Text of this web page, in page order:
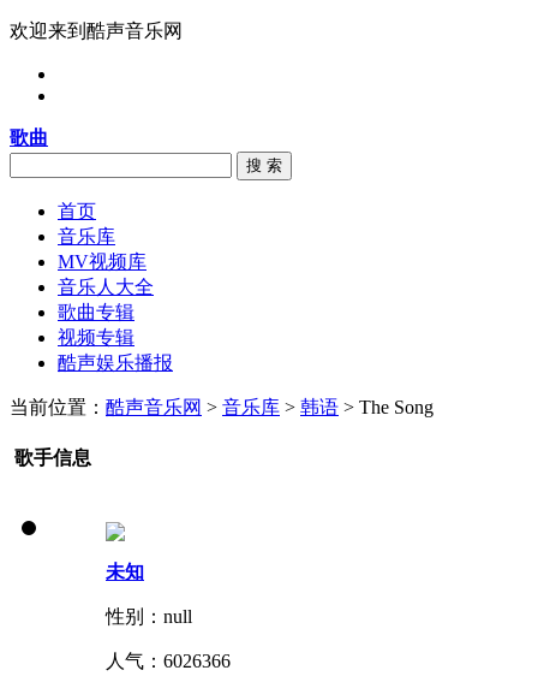
欢迎来到酷声音乐网
歌曲
搜 索
首页
音乐库
MV视频库
音乐人大全
歌曲专辑
视频专辑
酷声娱乐播报
当前位置： 酷声音乐网 > 音乐库 > 韩语 > The Song
歌手信息
未知
性别：null
人气： 6026366